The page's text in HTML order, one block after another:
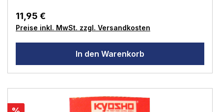
11,95 €
Preise inkl. MwSt. zzgl. Versandkosten
In den Warenkorb